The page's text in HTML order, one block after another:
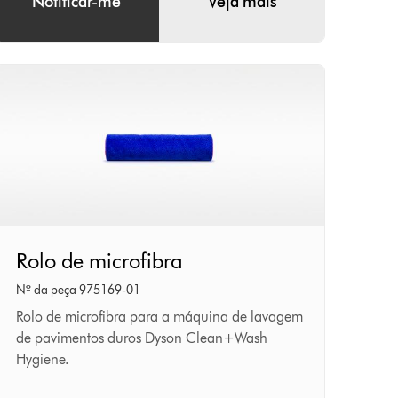
Rolo
de
microfibra
Rolo de microfibra
Nº da peça 975169-01
Rolo de microfibra para a máquina de lavagem
de pavimentos duros Dyson Clean+Wash
Hygiene.